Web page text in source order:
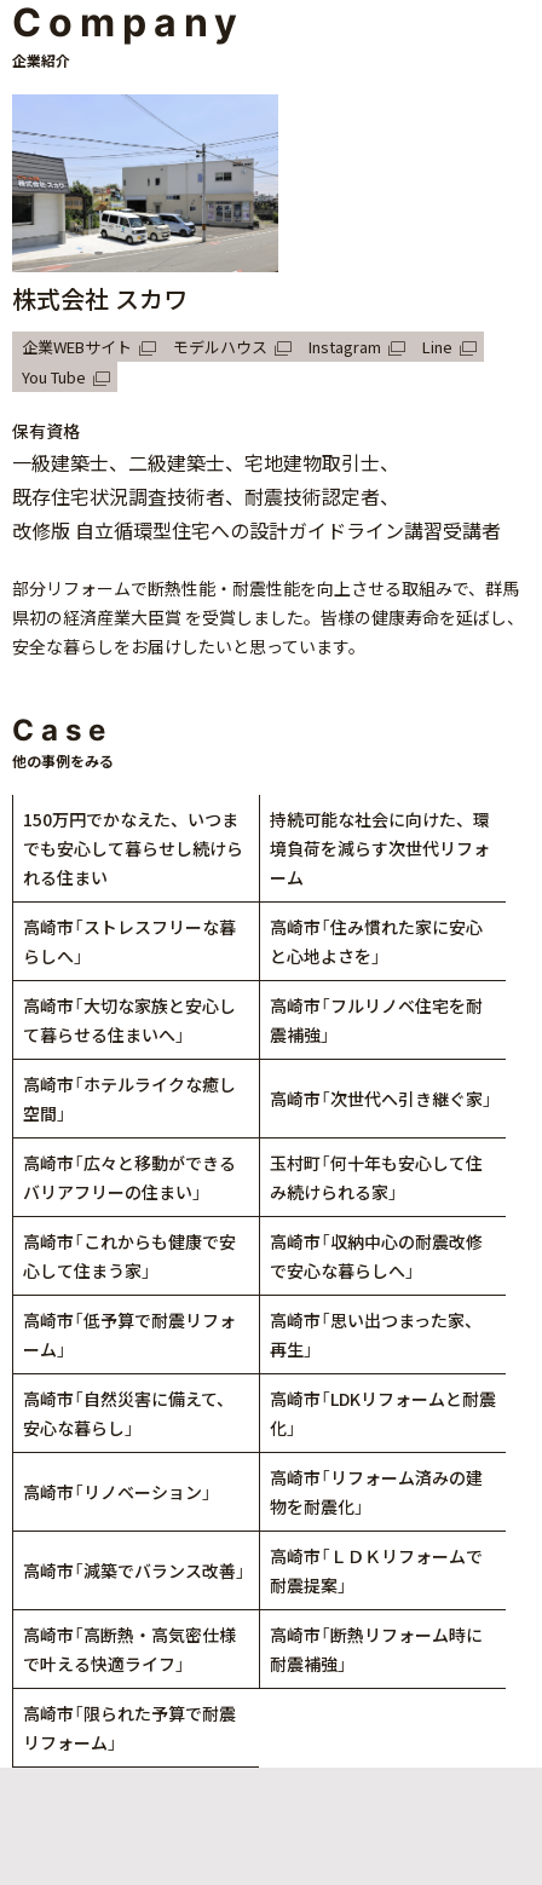
Company
企業紹介
株式会社 スカワ
企業WEBサイト モデルハウス Instagram
Line
You Tube
保有資格
一級建築士 二級建築士
宅地建物取引士
既存住宅状況調査技術者
耐震技術認定者
改修版 自立循環型住宅への設計ガイドライン講習受講者
部分リフォームで断熱性能・耐震性能を向上させる取組みで、群馬
県初の経済産業大臣賞 を受賞しました。皆様の健康寿命を延ばし、
安全な暮らしをお届けしたいと思っています。
Case
他の事例をみる
150万円でかなえた、いつま
でも安心して暮らせし続けら
れる住まい
持続可能な社会に向けた、環
境負荷を減らす次世代リフォ
ーム
高崎市「ストレスフリーな暮
らしへ」
高崎市「住み慣れた家に安心
と心地よさを」
高崎市「大切な家族と安心し
て暮らせる住まいへ」
高崎市「フルリノベ住宅を耐
震補強」
高崎市「ホテルライクな癒し
空間」
高崎市「次世代へ引き継ぐ家」
高崎市「広々と移動ができる
バリアフリーの住まい」
玉村町「何十年も安心して住
み続けられる家」
高崎市「これからも健康で安
心して住まう家」
高崎市「収納中心の耐震改修
で安心な暮らしへ」
高崎市「低予算で耐震リフォ
ーム」
高崎市「思い出つまった家、
再生」
高崎市「自然災害に備えて、
安心な暮らし」
高崎市「LDKリフォームと耐震
化」
高崎市「リノベーション」
高崎市「リフォーム済みの建
物を耐震化」
高崎市「減築でバランス改善」
高崎市「ＬＤＫリフォームで
耐震提案」
高崎市「高断熱・高気密仕様
で叶える快適ライフ」
高崎市「断熱リフォーム時に
耐震補強」
高崎市「限られた予算で耐震
リフォーム」